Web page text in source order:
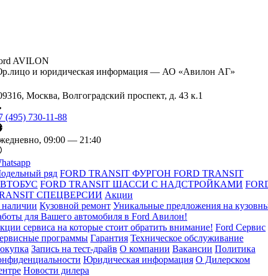
AVILON
и юридическая информация — АО «Авилон АГ»
Москва, Волгоградский проспект, д. 43 к.1
(495) 730-11-88
09:00 — 21:40
ряд FORD TRANSIT ФУРГОН FORD TRANSIT
FORD TRANSIT ШАССИ С НАДСТРОЙКАМИ
СПЕЦВЕРСИИ Акции
Кузовной ремонт Уникальные предложения на
для Вашего автомобиля в Ford Авилон!
сервиса на которые стоит обратить внимание! Ford Сервис
программы Гарантия Техническое обслуживание
Запись на тест-драйв О компании Вакансии Политика
Юридическая информация О Дилерском
Новости дилера